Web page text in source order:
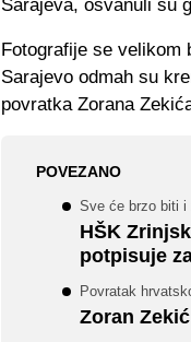
Sarajeva, osvanuli su
Fotografije se velikom
Sarajevo odmah su
povratka Zorana
POVEZANO
Sve će brzo biti i
HŠK
potpisuje
Povratak
Zoran